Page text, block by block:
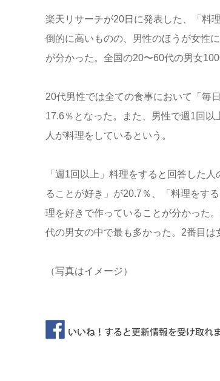
楽天リサーチが20日に発表した、「料
倒的に高いものの、男性のほうが女性
が分かった。全国の20〜60代の男女
20代男性では全ての食事において「毎
17.6％となった。また、男性で週1回
人が料理をしているという。
「週1回以上」料理をすると回答した
ることが好き」が20.7％、「料理をす
理を好きで作っていることが分かった
代の男女の中で最も多かった。2番目は
（写真はイメージ）